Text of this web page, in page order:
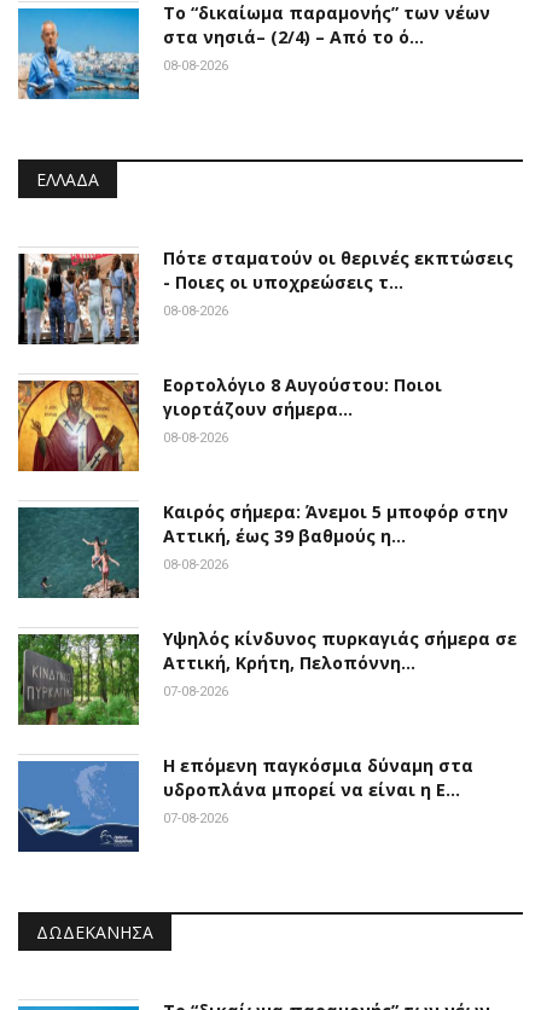
Το “δικαίωμα παραμονής” των νέων
στα νησιά– (2/4) – Από το ό…
08-08-2026
ΕΛΛΆΔΑ
Πότε σταματούν οι θερινές εκπτώσεις
- Ποιες οι υποχρεώσεις τ…
08-08-2026
Εορτολόγιο 8 Αυγούστου: Ποιοι
γιορτάζουν σήμερα…
08-08-2026
Καιρός σήμερα: Άνεμοι 5 μποφόρ στην
Αττική, έως 39 βαθμούς η…
08-08-2026
Υψηλός κίνδυνος πυρκαγιάς σήμερα σε
Αττική, Κρήτη, Πελοπόννη…
07-08-2026
Η επόμενη παγκόσμια δύναμη στα
υδροπλάνα μπορεί να είναι η Ε…
07-08-2026
ΔΩΔΕΚΆΝΗΣΑ